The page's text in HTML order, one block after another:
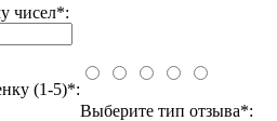
чисел*:
(1-5)*:
Выберите тип отзыва*: